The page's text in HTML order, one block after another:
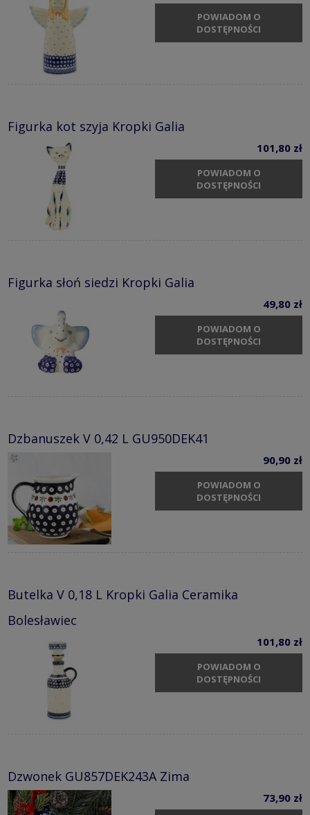
POWIADOM O
DOSTĘPNOŚCI
Figurka kot szyja Kropki Galia
101,80 zł
POWIADOM O
DOSTĘPNOŚCI
Figurka słoń siedzi Kropki Galia
49,80 zł
POWIADOM O
DOSTĘPNOŚCI
Dzbanuszek V 0,42 L GU950DEK41
90,90 zł
POWIADOM O
DOSTĘPNOŚCI
Butelka V 0,18 L Kropki Galia Ceramika
Bolesławiec
101,80 zł
POWIADOM O
DOSTĘPNOŚCI
Dzwonek GU857DEK243A Zima
73,90 zł